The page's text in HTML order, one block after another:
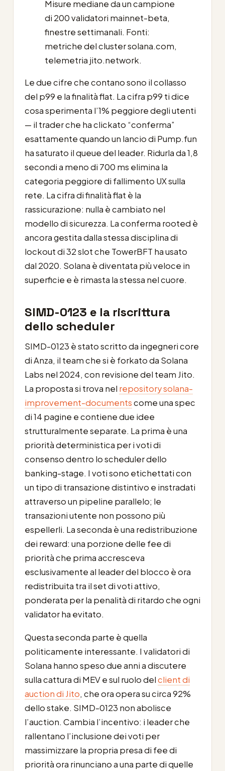
Misure mediane da un campione
di 200 validatori mainnet-beta,
finestre settimanali. Fonti:
metriche del cluster solana.com,
telemetria jito.network.
Le due cifre che contano sono il collasso
del p99 e la finalità flat. La cifra p99 ti dice
cosa sperimenta l’1% peggiore degli utenti
— il trader che ha clickato “conferma”
esattamente quando un lancio di Pump.fun
ha saturato il queue del leader. Ridurla da 1,8
secondi a meno di 700 ms elimina la
categoria peggiore di fallimento UX sulla
rete. La cifra di finalità flat è la
rassicurazione: nulla è cambiato nel
modello di sicurezza. La conferma rooted è
ancora gestita dalla stessa disciplina di
lockout di 32 slot che TowerBFT ha usato
dal 2020. Solana è diventata più veloce in
superficie e è rimasta la stessa nel cuore.
SIMD-0123 e la riscrittura
dello scheduler
SIMD-0123 è stato scritto da ingegneri core
di Anza, il team che si è forkato da Solana
Labs nel 2024, con revisione del team Jito.
La proposta si trova nel repository solana-
improvement-documentscome una spec
di 14 pagine e contiene due idee
strutturalmente separate. La prima è una
priorità deterministica per i voti di
consenso dentro lo scheduler dello
banking-stage. I voti sono etichettati con
un tipo di transazione distintivo e instradati
attraverso un pipeline parallelo; le
transazioni utente non possono più
espellerli. La seconda è una redistribuzione
dei reward: una porzione delle fee di
priorità che prima accresceva
esclusivamente al leader del blocco è ora
redistribuita tra il set di voti attivo,
ponderata per la penalità di ritardo che ogni
validator ha evitato.
Questa seconda parte è quella
politicamente interessante. I validatori di
Solana hanno speso due anni a discutere
sulla cattura di MEV e sul ruolo delclient di
auction di Jito, che ora opera su circa 92%
dello stake. SIMD-0123 non abolisce
l’auction. Cambia l’incentivo: i leader che
rallentano l’inclusione dei voti per
massimizzare la propria presa di fee di
priorità ora rinunciano a una parte di quelle